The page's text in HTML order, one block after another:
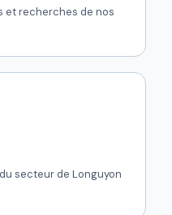
et recherches de nos
secteur de Longuyon